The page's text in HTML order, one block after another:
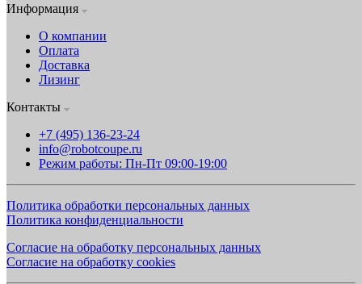
Информация
О компании
Оплата
Доставка
Лизинг
Контакты
+7 (495) 136-23-24
info@robotcoupe.ru
Режим работы: Пн-Пт 09:00-19:00
Политика обработки персональных данных
Политика конфиденциальности
Согласие на обработку персональных данных
Согласие на обработку cookies